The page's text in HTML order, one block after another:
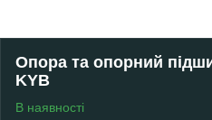
Опора та опорний
KYB
В наявності